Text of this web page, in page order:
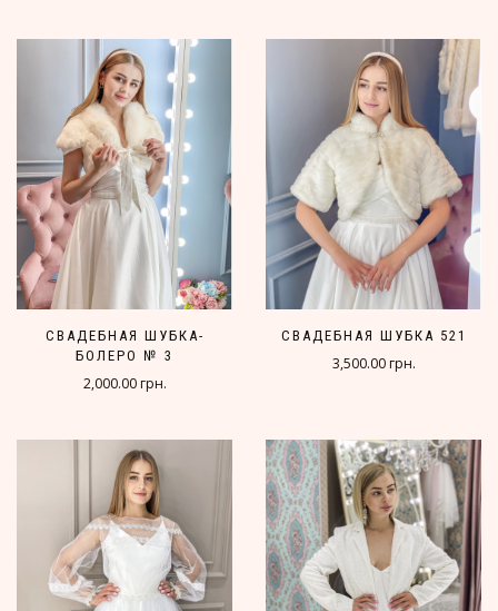
СВАДЕБНАЯ ШУБКА-
БОЛЕРО № 3
2,000.00 грн.
СВАДЕБНАЯ ШУБКА 521
3,500.00 грн.